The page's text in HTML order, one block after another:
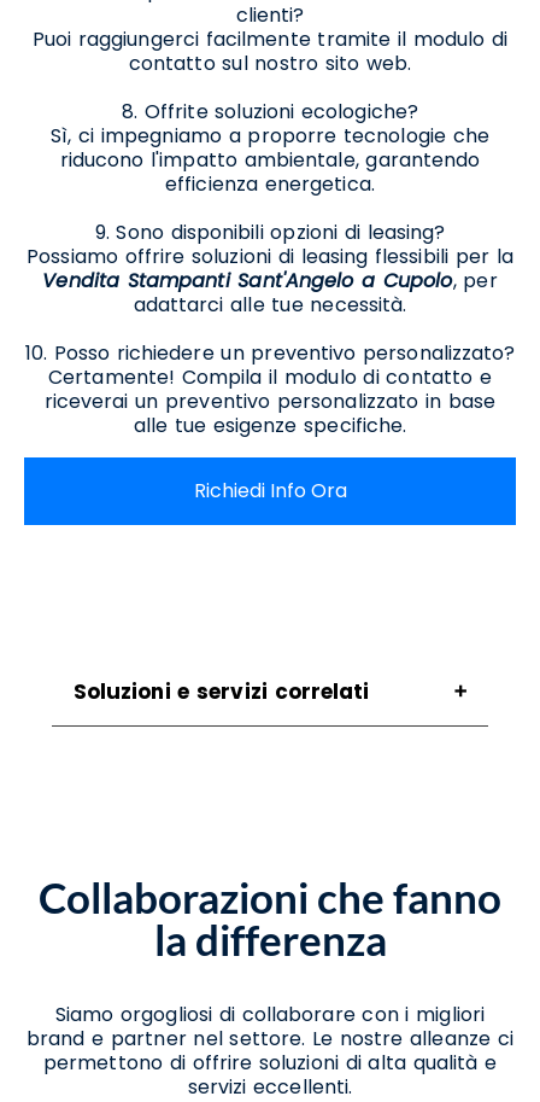
clienti?
Puoi raggiungerci facilmente tramite il modulo di
contatto sul nostro sito web.
8. Offrite soluzioni ecologiche?
Sì, ci impegniamo a proporre tecnologie che
riducono l'impatto ambientale, garantendo
efficienza energetica.
9. Sono disponibili opzioni di leasing?
Possiamo offrire soluzioni di leasing flessibili per la
Vendita Stampanti Sant'Angelo a Cupolo, per
adattarci alle tue necessità.
10. Posso richiedere un preventivo personalizzato?
Certamente! Compila il modulo di contatto e
riceverai un preventivo personalizzato in base
alle tue esigenze specifiche.
Richiedi Info Ora
Soluzioni e servizi correlati
Noleggio Stampanti Sant'angelo A Cupolo
Noleggio Stampanti Termiche Sant'angelo
A Cupolo
Vendita Stampanti Termiche Sant'angelo A
Collaborazioni che fanno
la differenza
Siamo orgogliosi di collaborare con i migliori
brand e partner nel settore. Le nostre alleanze ci
permettono di offrire soluzioni di alta qualità e
servizi eccellenti.